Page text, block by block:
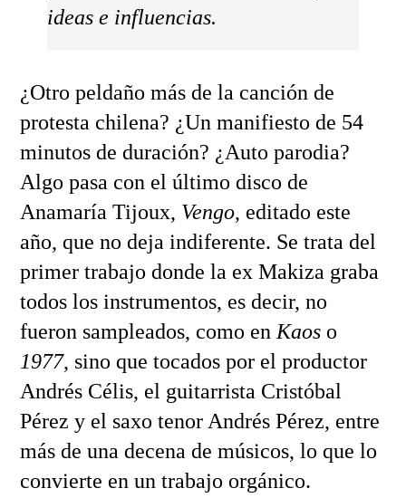
ideas e influencias.
¿Otro peldaño más de la canción de
protesta chilena? ¿Un manifiesto de 54
minutos de duración? ¿Auto parodia?
Algo pasa con el último disco de
Anamaría Tijoux, Vengo, editado este
año, que no deja indiferente. Se trata del
primer trabajo donde la ex Makiza graba
todos los instrumentos, es decir, no
fueron sampleados, como en Kaoso
1977, sino que tocados por el productor
Andrés Célis, el guitarrista Cristóbal
Pérez y el saxo tenor Andrés Pérez, entre
más de una decena de músicos, lo que lo
convierte en un trabajo orgánico.